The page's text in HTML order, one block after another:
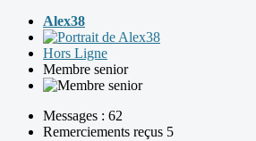
Alex38
Hors Ligne
Membre senior
Messages : 62
Remerciements reçus 5